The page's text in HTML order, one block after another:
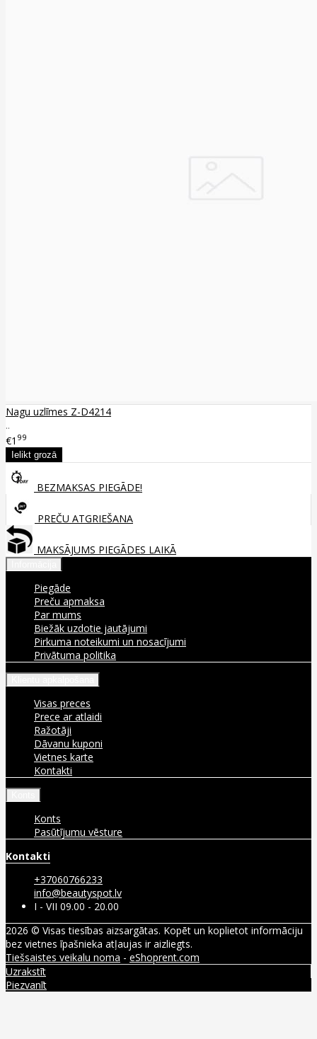
Nagu uzlīmes Z-D4214
..
€1 99
BEZMAKSAS PIEGĀDE!
PREČU ATGRIEŠANA
MAKSĀJUMS PIEGĀDES LAIKĀ
Piegāde
Preču apmaksa
Par mums
Biežāk uzdotie jautājumi
Pirkuma noteikumi un nosacījumi
Privātuma politika
Visas preces
Prece ar atlaidi
Ražotāji
Dāvanu kuponi
Vietnes karte
Kontakti
Konts
Pasūtījumu vēsture
Kontakti
+37060766233
info@beautyspot.lv
I - VII 09.00 - 20.00
2026 © Visas tiesības aizsargātas. Kopēt un koplietot informāciju
bez vietnes īpašnieka atļaujas ir aizliegts.
Tiešsaistes veikalu noma - eShoprent.com
Uzrakstīt
Piezvanīt